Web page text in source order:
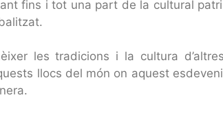
fins i tot una part de la cultural
les tradicions i la cultura
llocs del món on aquest